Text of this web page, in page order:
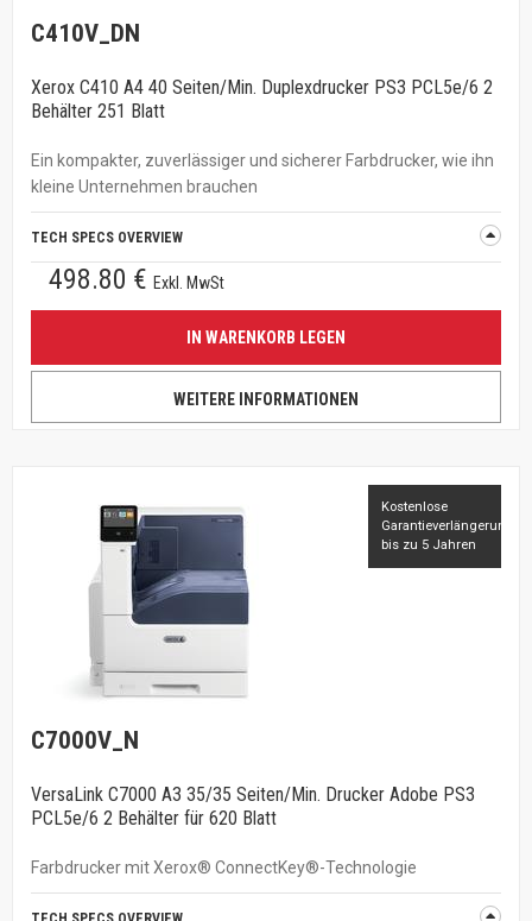
C410V_DN
Xerox C410 A4 40 Seiten/Min. Duplexdrucker PS3 PCL5e/6 2
Behälter 251 Blatt
Ein kompakter, zuverlässiger und sicherer Farbdrucker, wie ihn
kleine Unternehmen brauchen
TECH SPECS OVERVIEW
498.80 € Exkl. MwSt
IN WARENKORB LEGEN
WEITERE INFORMATIONEN
Kostenlose
Garantieverlängerung
bis zu 5 Jahren
C7000V_N
VersaLink C7000 A3 35/35 Seiten/Min. Drucker Adobe PS3
PCL5e/6 2 Behälter für 620 Blatt
Farbdrucker mit Xerox® ConnectKey®-Technologie